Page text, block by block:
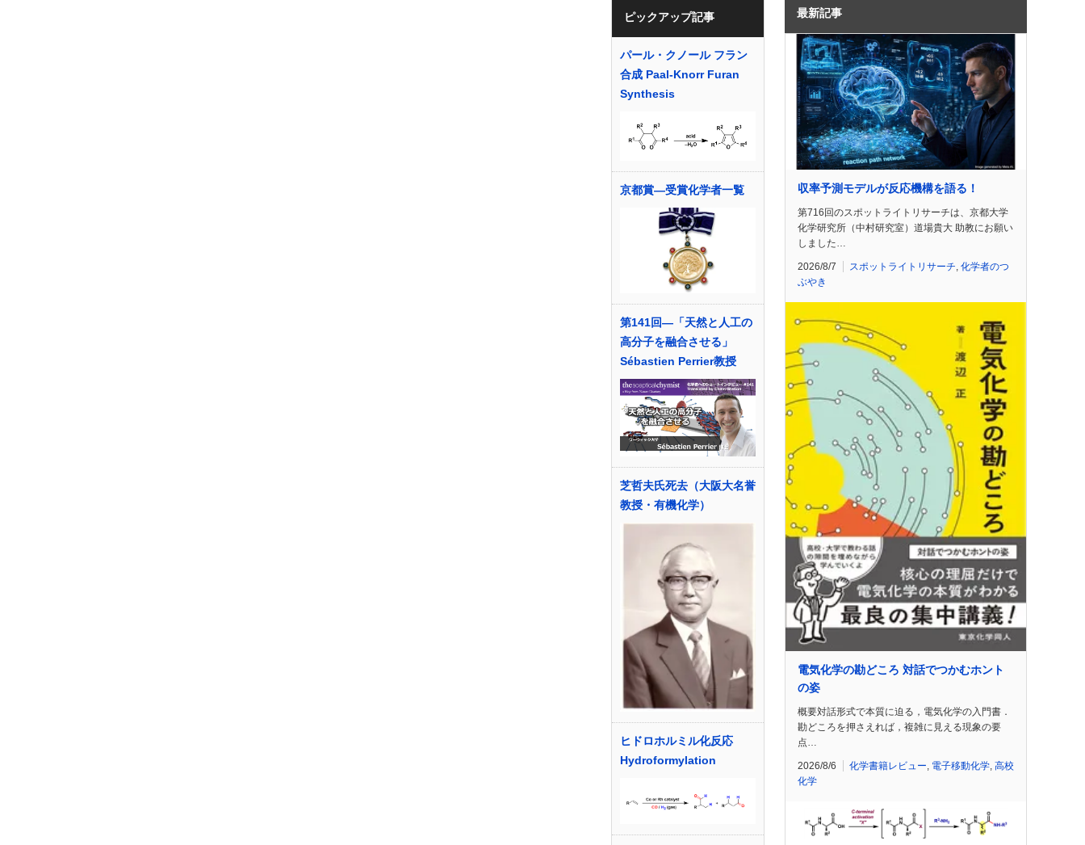
ピックアップ記事
パール・クノール フラン
合成 Paal-Knorr Furan
Synthesis
京都賞―受賞化学者一覧
第141回―「天然と人工の
高分子を融合させる」
Sébastien Perrier教授
芝哲夫氏死去（大阪大名誉
教授・有機化学）
ヒドロホルミル化反応
Hydroformylation
最新記事
収率予測モデルが反応機構を語る！
第716回のスポットライトリサーチは、京都大学
化学研究所（中村研究室）道場貴大 助教にお願い
しました…
2026/8/7 スポットライトリサーチ 化学者のつ
ぶやき
電気化学の勘どころ 対話でつかむホント
の姿
概要対話形式で本質に迫る，電気化学の入門書．
勘どころを押さえれば，複雑に見える現象の要
点…
2026/8/6 化学書籍レビュー 電子移動化学 高校
化学